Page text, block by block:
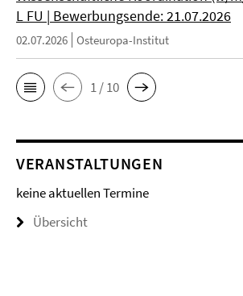
L FU | Bewerbungsende: 21.07.2026
02.07.2026 Osteuropa-Institut
1 / 10
VERANSTALTUNGEN
keine aktuellen Termine
Übersicht